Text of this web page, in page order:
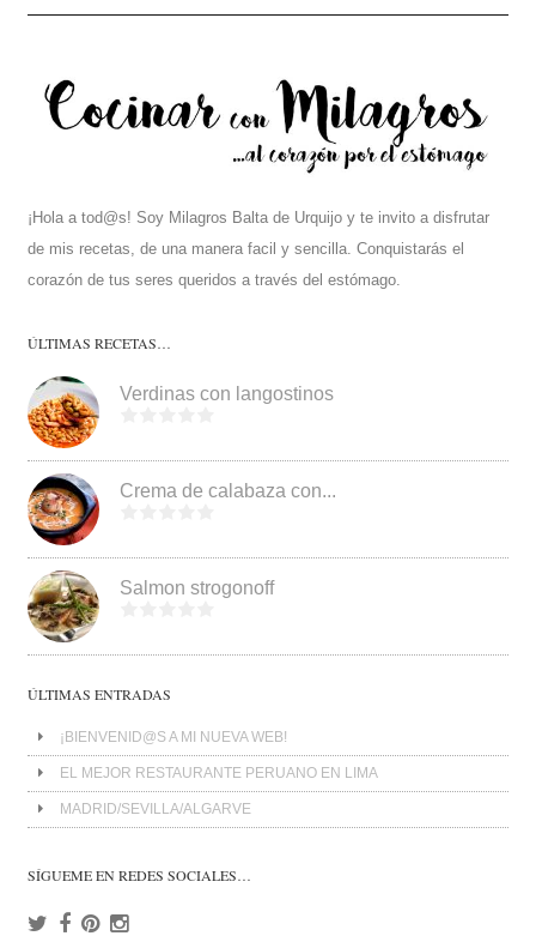
¡Hola a tod@s! Soy Milagros Balta de Urquijo y te invito a disfrutar
de mis recetas, de una manera facil y sencilla. Conquistarás el
corazón de tus seres queridos a través del estómago.
ÚLTIMAS RECETAS…
Verdinas con langostinos
Crema de calabaza con...
Salmon strogonoff
ÚLTIMAS ENTRADAS
¡BIENVENID@S A MI NUEVA WEB!
EL MEJOR RESTAURANTE PERUANO EN LIMA
MADRID/SEVILLA/ALGARVE
SÍGUEME EN REDES SOCIALES…